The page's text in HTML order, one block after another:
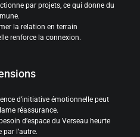
par projets, ce qui donne du
la relation en terrain
renforce la connexion.
d’initiative émotionnelle peut
réassurance.
d’espace du Verseau heurte
par l’autre.